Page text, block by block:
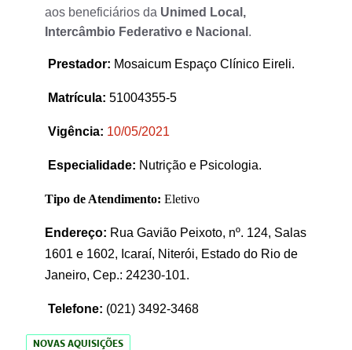
aos beneficiários da Unimed Local,
Intercâmbio Federativo e Nacional .
Prestador: Mosaicum Espaço Clínico Eireli.
Matrícula: 51004355-5
Vigência: 10/05/2021
Especialidade: Nutrição e Psicologia.
Tipo de Atendimento: Eletivo
Endereço: Rua Gavião Peixoto, nº. 124, Salas
1601 e 1602, Icaraí, Niterói, Estado do Rio de
Janeiro, Cep.: 24230-101.
Telefone: (021) 3492-3468
NOVAS AQUISIÇÕES